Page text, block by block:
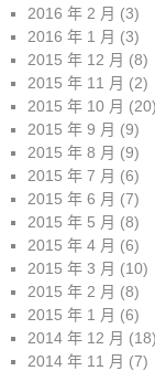
2016 年 2 月 (3)
2016 年 1 月 (3)
2015 年 12 月 (8)
2015 年 11 月 (2)
2015 年 10 月 (20)
2015 年 9 月 (9)
2015 年 8 月 (9)
2015 年 7 月 (6)
2015 年 6 月 (7)
2015 年 5 月 (8)
2015 年 4 月 (6)
2015 年 3 月 (10)
2015 年 2 月 (8)
2015 年 1 月 (6)
2014 年 12 月 (18)
2014 年 11 月 (7)